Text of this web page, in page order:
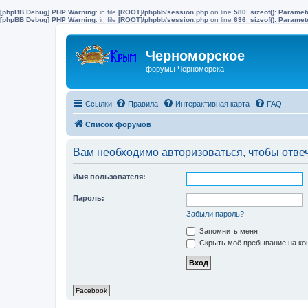
[phpBB Debug] PHP Warning: in file [ROOT]/phpbb/session.php on line 580: sizeof():
[phpBB Debug] PHP Warning: in file [ROOT]/phpbb/session.php on line 636: sizeof():
Черноморское
форумы Черноморска
Ссылки Правила Интерактивная карта FAQ
Список форумов
Вам необходимо авторизоваться, чтобы
Имя пользователя:
Пароль:
Забыли пароль?
Запомнить меня
Скрыть моё пребывание на
Facebook